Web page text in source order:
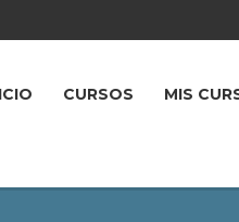
CURSOS MIS